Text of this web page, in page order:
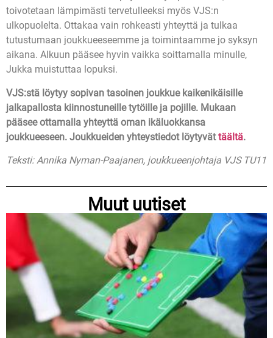
toivotetaan lämpimästi tervetulleeksi myös VJS:n
ulkopuolelta. Ottakaa vain rohkeasti yhteyttä ja tulkaa
tutustumaan joukkueeseemme ja toimintaamme jo syksyn
aikana. Alkuun pääsee hyvin vaikka soittamalla minulle,
Jukka muistuttaa lopuksi.
VJS:stä löytyy sopivan tasoinen joukkue kaikenikäisille
jalkapallosta kiinnostuneille tytöille ja pojille. Mukaan
pääsee ottamalla yhteyttä oman ikäluokkansa
joukkueeseen. Joukkueiden yhteystiedot löytyvättäältä.
Teksti: Annika Nyman-Paajanen, joukkueenjohtaja VJS TU11
Muut uutiset